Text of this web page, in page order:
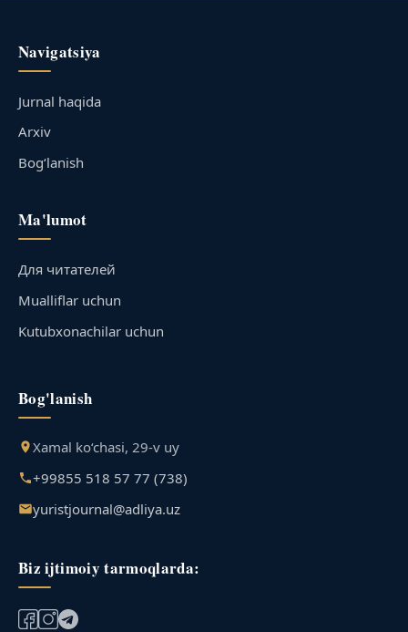
Navigatsiya
Jurnal haqida
Arxiv
Bog‘lanish
Ma'lumot
Для читателей
Mualliflar uchun
Kutubxonachilar uchun
Bog'lanish
Xamal ko‘chasi, 29-v uy
+99855 518 57 77 (738)
yuristjournal@adliya.uz
Biz ijtimoiy tarmoqlarda: